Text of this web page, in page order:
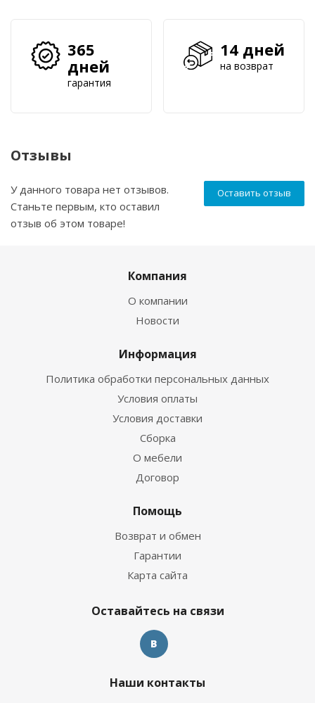
365
дней
гарантия
14 дней
на возврат
Отзывы
Оставить отзыв
У данного товара нет отзывов.
Станьте первым, кто оставил
отзыв об этом товаре!
Компания
О компании
Новости
Информация
Политика обработки персональных данных
Условия оплаты
Условия доставки
Сборка
О мебели
Договор
Помощь
Возврат и обмен
Гарантии
Карта сайта
Оставайтесь на связи
Наши контакты